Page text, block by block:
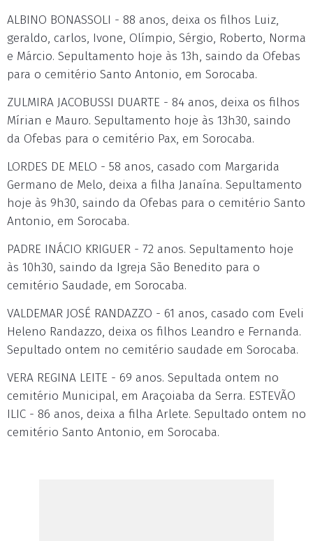
ALBINO BONASSOLI - 88 anos, deixa os filhos Luiz,
geraldo, carlos, Ivone, Olímpio, Sérgio, Roberto, Norma
e Márcio. Sepultamento hoje às 13h, saindo da Ofebas
para o cemitério Santo Antonio, em Sorocaba.
ZULMIRA JACOBUSSI DUARTE - 84 anos, deixa os filhos
Mírian e Mauro. Sepultamento hoje às 13h30, saindo
da Ofebas para o cemitério Pax, em Sorocaba.
LORDES DE MELO - 58 anos, casado com Margarida
Germano de Melo, deixa a filha Janaína. Sepultamento
hoje às 9h30, saindo da Ofebas para o cemitério Santo
Antonio, em Sorocaba.
PADRE INÁCIO KRIGUER - 72 anos. Sepultamento hoje
às 10h30, saindo da Igreja São Benedito para o
cemitério Saudade, em Sorocaba.
VALDEMAR JOSÉ RANDAZZO - 61 anos, casado com Eveli
Heleno Randazzo, deixa os filhos Leandro e Fernanda.
Sepultado ontem no cemitério saudade em Sorocaba.
VERA REGINA LEITE - 69 anos. Sepultada ontem no
cemitério Municipal, em Araçoiaba da Serra. ESTEVÃO
ILIC - 86 anos, deixa a filha Arlete. Sepultado ontem no
cemitério Santo Antonio, em Sorocaba.